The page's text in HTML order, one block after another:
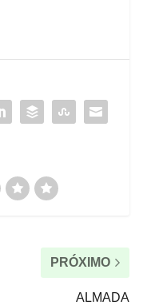
PRÓXIMO
ALMADA